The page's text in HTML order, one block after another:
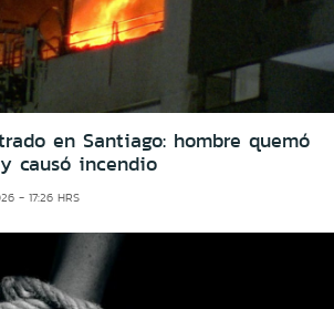
en Santiago: hombre quemó
causó incendio
- 17:26 HRS